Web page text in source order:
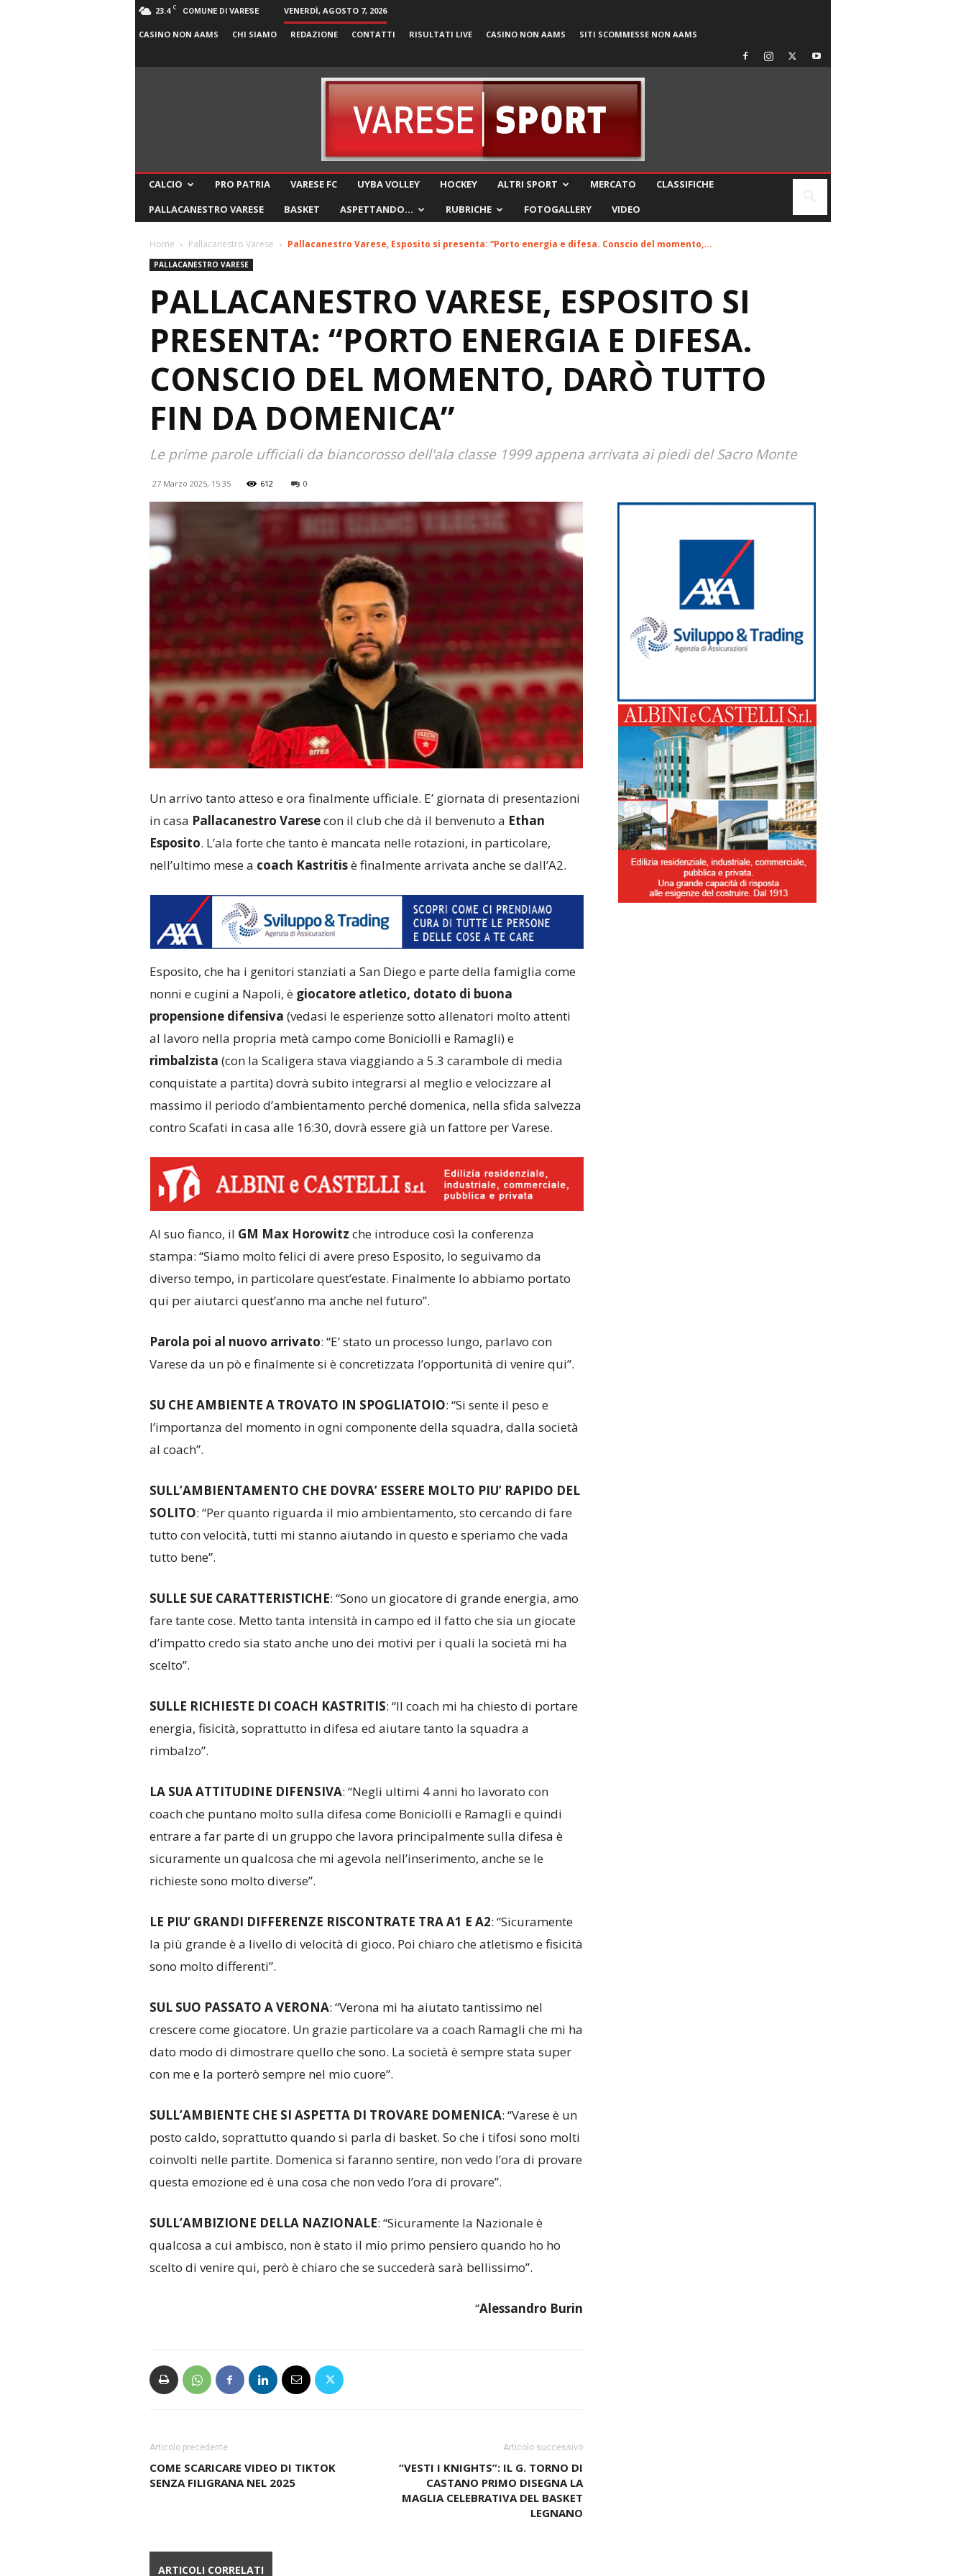
23.4 C COMUNE DI VARESE VENERDÌ, AGOSTO 7, 2026
CASINO NON AAMS CHI SIAMO REDAZIONE CONTATTI RISULTATI LIVE CASINO NON AAMS SITI SCOMMESSE NON AAMS
CALCIO PRO PATRIA VARESE FC UYBA VOLLEY HOCKEY ALTRI SPORT MERCATO
CLASSIFICHE
PALLACANESTRO VARESE
BASKET ASPETTANDO… RUBRICHE FOTOGALLERY VIDEO
Home Pallacanestro Varese Pallacanestro Varese, Esposito si presenta: “Porto energia e difesa. Conscio del momento,...
PALLACANESTRO VARESE
PALLACANESTRO VARESE, ESPOSITO SI
PRESENTA: “PORTO ENERGIA E DIFESA.
CONSCIO DEL MOMENTO, DARÒ TUTTO
FIN DA DOMENICA”
Le prime parole ufficiali da biancorosso dell'ala classe 1999 appena arrivata ai piedi del Sacro Monte
27 Marzo 2025, 15:35 612 0
Un arrivo tanto atteso e ora finalmente ufficiale. E’ giornata di presentazioni
in casa Pallacanestro Varesecon il club che dà il benvenuto a Ethan
Esposito. L’ala forte che tanto è mancata nelle rotazioni, in particolare,
nell’ultimo mese a coach Kastritisè finalmente arrivata anche se dall’A2.
Esposito, che ha i genitori stanziati a San Diego e parte della famiglia come
nonni e cugini a Napoli, è giocatore atletico, dotato di buona
propensione difensiva (vedasi le esperienze sotto allenatori molto attenti
al lavoro nella propria metà campo come Boniciolli e Ramagli) e
rimbalzista (con la Scaligera stava viaggiando a 5.3 carambole di media
conquistate a partita) dovrà subito integrarsi al meglio e velocizzare al
massimo il periodo d’ambientamento perché domenica, nella sfida salvezza
contro Scafati in casa alle 16:30, dovrà essere già un fattore per Varese.
Al suo fianco, il GM Max Horowitz che introduce così la conferenza
stampa: “Siamo molto felici di avere preso Esposito, lo seguivamo da
diverso tempo, in particolare quest’estate. Finalmente lo abbiamo portato
qui per aiutarci quest’anno ma anche nel futuro”.
Parola poi al nuovo arrivato: “E’ stato un processo lungo, parlavo con
Varese da un pò e finalmente si è concretizzata l’opportunità di venire qui”.
SU CHE AMBIENTE A TROVATO IN SPOGLIATOIO: “Si sente il peso e
l’importanza del momento in ogni componente della squadra, dalla società
al coach”.
SULL’AMBIENTAMENTO CHE DOVRA’ ESSERE MOLTO PIU’ RAPIDO DEL
SOLITO: “Per quanto riguarda il mio ambientamento, sto cercando di fare
tutto con velocità, tutti mi stanno aiutando in questo e speriamo che vada
tutto bene”.
SULLE SUE CARATTERISTICHE: “Sono un giocatore di grande energia, amo
fare tante cose. Metto tanta intensità in campo ed il fatto che sia un giocate
d’impatto credo sia stato anche uno dei motivi per i quali la società mi ha
scelto”.
SULLE RICHIESTE DI COACH KASTRITIS: “Il coach mi ha chiesto di portare
energia, fisicità, soprattutto in difesa ed aiutare tanto la squadra a
rimbalzo”.
LA SUA ATTITUDINE DIFENSIVA: “Negli ultimi 4 anni ho lavorato con
coach che puntano molto sulla difesa come Boniciolli e Ramagli e quindi
entrare a far parte di un gruppo che lavora principalmente sulla difesa è
sicuramente un qualcosa che mi agevola nell’inserimento, anche se le
richieste sono molto diverse”.
LE PIU’ GRANDI DIFFERENZE RISCONTRATE TRA A1 E A2: “Sicuramente
la più grande è a livello di velocità di gioco. Poi chiaro che atletismo e fisicità
sono molto differenti”.
SUL SUO PASSATO A VERONA: “Verona mi ha aiutato tantissimo nel
crescere come giocatore. Un grazie particolare va a coach Ramagli che mi ha
dato modo di dimostrare quello che sono. La società è sempre stata super
con me e la porterò sempre nel mio cuore”.
SULL’AMBIENTE CHE SI ASPETTA DI TROVARE DOMENICA: “Varese è un
posto caldo, soprattutto quando si parla di basket. So che i tifosi sono molti
coinvolti nelle partite. Domenica si faranno sentire, non vedo l’ora di provare
questa emozione ed è una cosa che non vedo l’ora di provare”.
SULL’AMBIZIONE DELLA NAZIONALE: “Sicuramente la Nazionale è
qualcosa a cui ambisco, non è stato il mio primo pensiero quando ho ho
scelto di venire qui, però è chiaro che se succederà sarà bellissimo”.
“Alessandro Burin
Articolo precedente
COME SCARICARE VIDEO DI TIKTOK
SENZA FILIGRANA NEL 2025
Articolo successivo
“VESTI I KNIGHTS”: IL G. TORNO DI
CASTANO PRIMO DISEGNA LA
MAGLIA CELEBRATIVA DEL BASKET
LEGNANO
ARTICOLI CORRELATI